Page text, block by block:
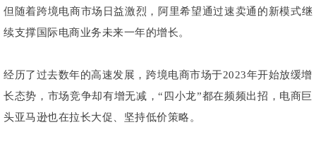
但随着跨境电商市场日益激烈，阿里希望通过速卖通的新模式继
续支撑国际电商业务未来一年的增长。
经历了过去数年的高速发展，跨境电商市场于2023年开始放缓增
长态势，市场竞争却有增无减，“四小龙”都在频频出招，电商巨
头亚马逊也在拉长大促、坚持低价策略。